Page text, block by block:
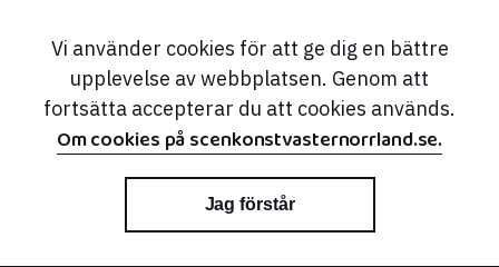
Vi använder cookies för att ge dig en bättre
upplevelse av webbplatsen. Genom att
fortsätta accepterar du att cookies används.
Om cookies på scenkonstvasternorrland.se.
Jag förstår